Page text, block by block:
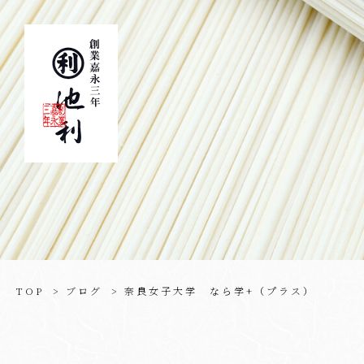
TOP ブログ 奈良女子大学 なら学+（プラス）